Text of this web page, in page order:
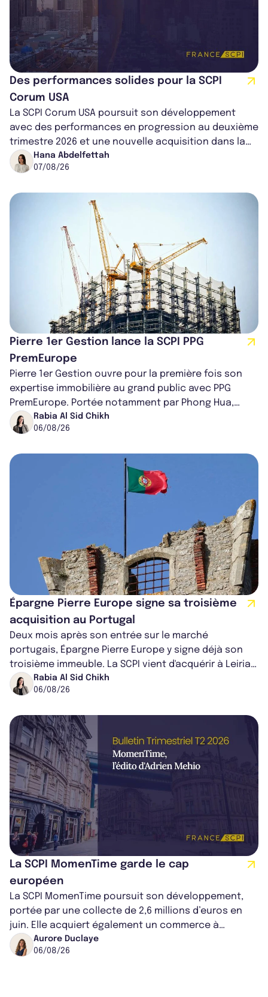
Des performances solides pour la SCPI
Corum USA
La SCPI Corum USA poursuit son développement
avec des performances en progression au deuxième
trimestre 2026 et une nouvelle acquisition dans la
région de Chicago. Entre hausse de...
Hana Abdelfettah
07/08/26
Pierre 1er Gestion lance la SCPI PPG
PremEurope
Pierre 1er Gestion ouvre pour la première fois son
expertise immobilière au grand public avec PPG
PremEurope. Portée notamment par Phong Hua,
ancien directeur des investissements d...
Rabia Al Sid Chikh
06/08/26
Épargne Pierre Europe signe sa troisième
acquisition au Portugal
Deux mois après son entrée sur le marché
portugais, Épargne Pierre Europe y signe déjà son
troisième immeuble. La SCPI vient d'acquérir à Leiria,
dans le centre du pays, un établis...
Rabia Al Sid Chikh
06/08/26
La SCPI MomenTime garde le cap
européen
La SCPI MomenTime poursuit son développement,
portée par une collecte de 2,6 millions d’euros en
juin. Elle acquiert également un commerce à
Worcester, place une plateforme logisti...
Aurore Duclaye
06/08/26